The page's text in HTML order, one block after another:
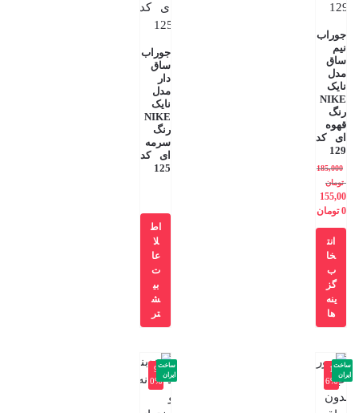
جوراب
نیم
ساق
مدل
نایک
NIKE
رنگ
قهوه
ای کد
129
185,000
تومان
155,00
0 تومان
انت
خا
ب
گز
ینه
ها
جوراب
ساق
دار
مدل
نایک
NIKE
رنگ
سرمه
ای کد
125
اط
لا
عا
ت
بی
ش
تر
-1
6%
ساخت
ایران
-9
0%
ساخت
ایران